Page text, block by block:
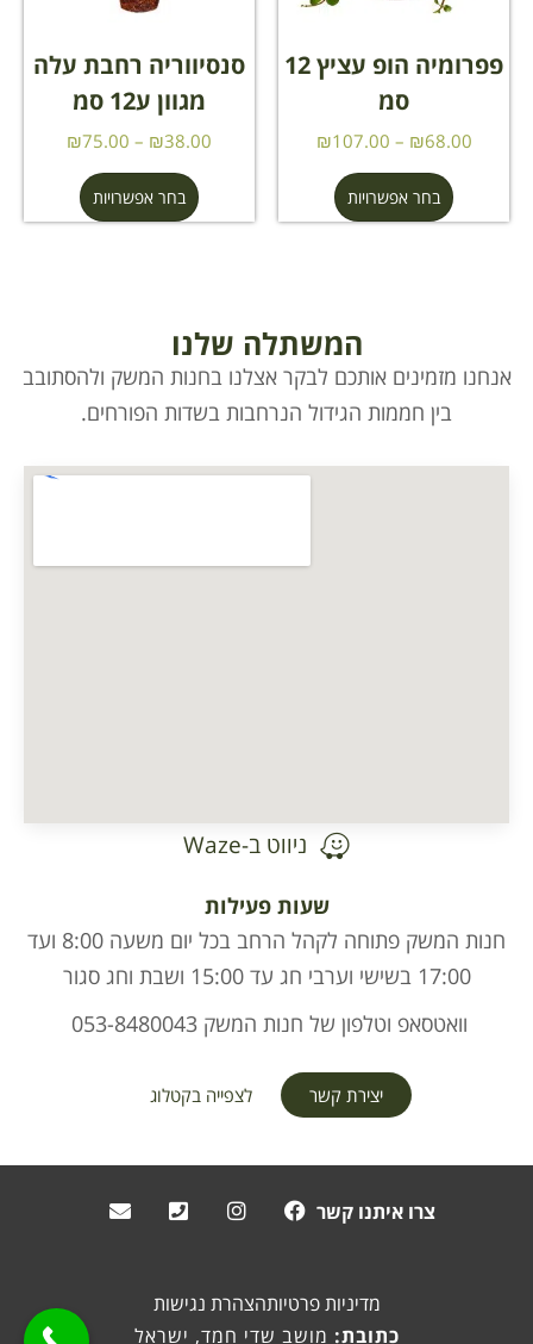
פפרומיה הופ עציץ 12
סמ
₪68.00
–
₪107.00
בחר אפשרויות
סנסיווריה רחבת עלה
מגוון ע12 סמ
₪38.00
–
₪75.00
בחר אפשרויות
המשתלה שלנו
אנחנו מזמינים אותכם לבקר אצלנו בחנות המשק ולהסתובב
בין חממות הגידול הנרחבות בשדות הפורחים.
ניווט ב-Waze
שעות פעילות
חנות המשק פתוחה לקהל הרחב בכל יום משעה 8:00 ועד
17:00 בשישי וערבי חג עד 15:00 ושבת וחג סגור
וואטסאפ וטלפון של חנות המשק 053-8480043
יצירת קשר לצפייה בקטלוג
צרו איתנו קשר
כתובת: מושב שדי חמד, ישראל
מדיניות פרטיותהצהרת נגישות